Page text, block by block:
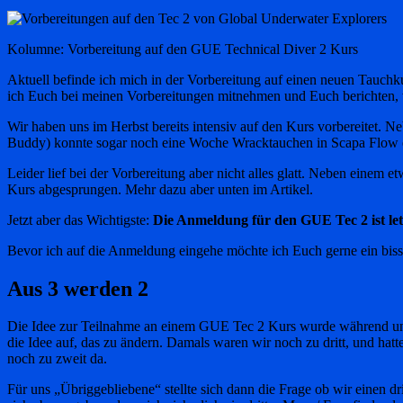
Kolumne: Vorbereitung auf den GUE Technical Diver 2 Kurs
Aktuell befinde ich mich in der Vorbereitung auf einen neuen
ich Euch bei meinen Vorbereitungen mitnehmen und Euch
Wir haben uns im Herbst bereits intensiv auf den Kurs vorbereitet.
Buddy) konnte sogar noch eine Woche Wracktauchen in Scapa Flow
Leider lief bei der Vorbereitung aber nicht alles glatt. Neben einem
Kurs abgesprungen. Mehr dazu aber unten im Artikel.
Jetzt aber das Wichtigste: Die Anmeldung für den GUE Tec 2 ist
Bevor ich auf die Anmeldung eingehe möchte ich Euch gerne ein
Aus 3 werden 2
Die Idee zur Teilnahme an einem GUE Tec 2 Kurs wurde während
die Idee auf, das zu ändern. Damals waren wir noch zu dritt, und
noch zu zweit da.
Für uns „Übriggebliebene“ stellte sich dann die Frage ob wir einen